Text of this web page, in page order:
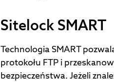
Sitelock SMART
Technologia SMART
protokołu FTP i
bezpieczeństwa. Jeżeli